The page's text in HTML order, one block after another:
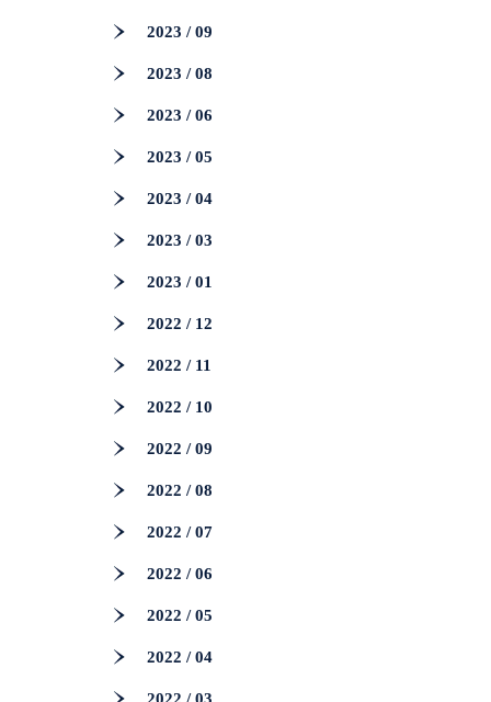
2023 / 09
2023 / 08
2023 / 06
2023 / 05
2023 / 04
2023 / 03
2023 / 01
2022 / 12
2022 / 11
2022 / 10
2022 / 09
2022 / 08
2022 / 07
2022 / 06
2022 / 05
2022 / 04
2022 / 03